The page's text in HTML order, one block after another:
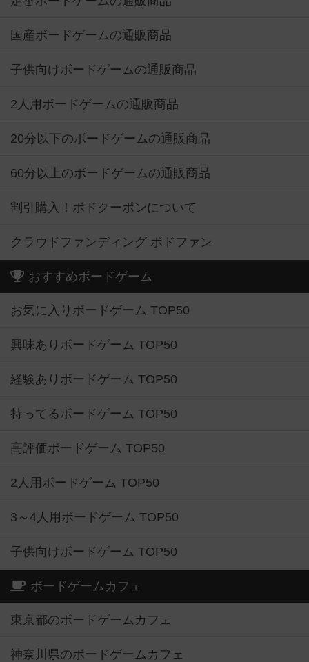
国産ボードゲームの通販商品
子供向けボードゲームの通販商品
2人用ボードゲームの通販商品
20分以下のボードゲームの通販商品
60分以上のボードゲームの通販商品
割引購入！ボドクーポンについて
クラウドファンディング ボドファン
おすすめボードゲーム
お気に入りボードゲーム TOP50
興味ありボードゲーム TOP50
経験ありボードゲーム TOP50
持ってるボードゲーム TOP50
高評価ボードゲーム TOP50
2人用ボードゲーム TOP50
3～4人用ボードゲーム TOP50
子供向けボードゲーム TOP50
ボードゲームカフェ
東京都のボードゲームカフェ
神奈川県のボードゲームカフェ